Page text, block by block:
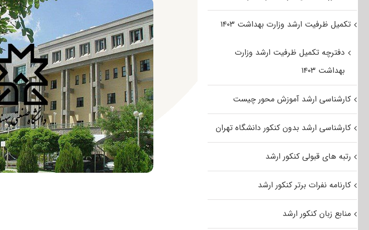
تکمیل ظرفیت ارشد وزارت بهداشت ۱۴۰۳
دفترچه تکمیل ظرفیت ارشد وزارت
بهداشت ۱۴۰۳
کارشناسی ارشد آموزش محور چیست
کارشناسی ارشد بدون کنکور دانشگاه تهران
رتبه های قبولی کنکور ارشد
کارنامه نفرات برتر کنکور ارشد
منابع زبان کنکور ارشد